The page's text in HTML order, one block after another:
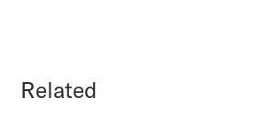
Related